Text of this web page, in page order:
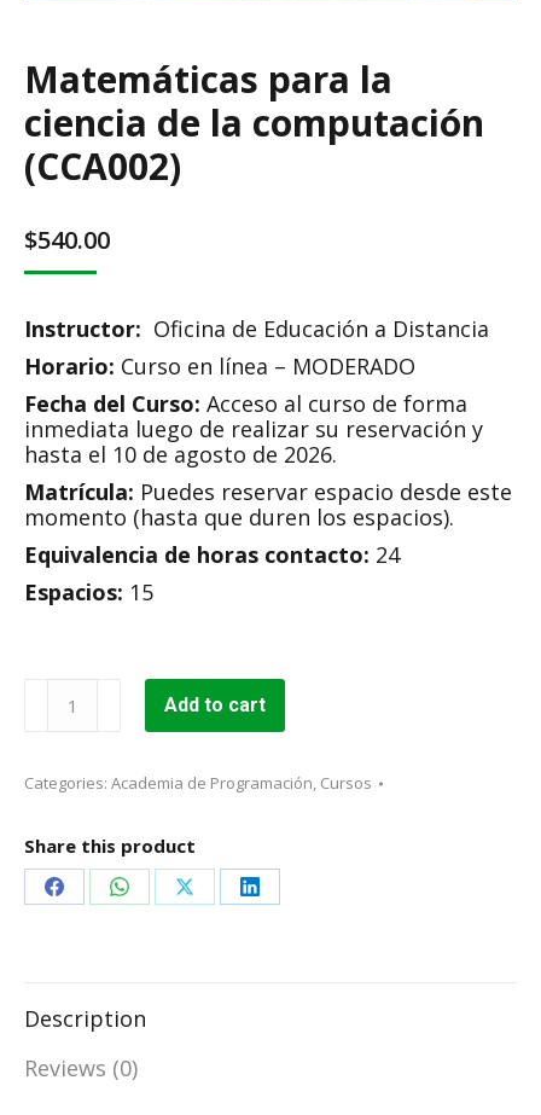
Matemáticas para la
ciencia de la computación
(CCA002)
$540.00
Instructor: Oficina de Educación a Distancia
Horario: Curso en línea – MODERADO
Fecha del Curso: Acceso al curso de forma
inmediata luego de realizar su reservación y
hasta el 10 de agosto de 2026.
Matrícula: Puedes reservar espacio desde este
momento (hasta que duren los espacios).
Equivalencia de horas contacto: 24
Espacios: 15
Matemáticas
para
de
computación
(CCA002)
quantity
Add to cart
Categories: Academia de Programación, Cursos
Share this product
Share Share Share Share
Description
Reviews (0)